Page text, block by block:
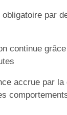
obligatoire par
continue
accrue par la